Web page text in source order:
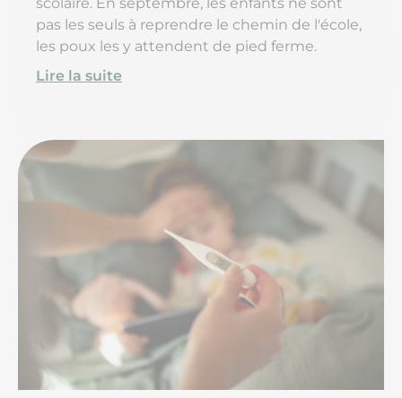
scolaire. En septembre, les enfants ne sont
pas les seuls à reprendre le chemin de l'école,
les poux les y attendent de pied ferme.
Lire la suite